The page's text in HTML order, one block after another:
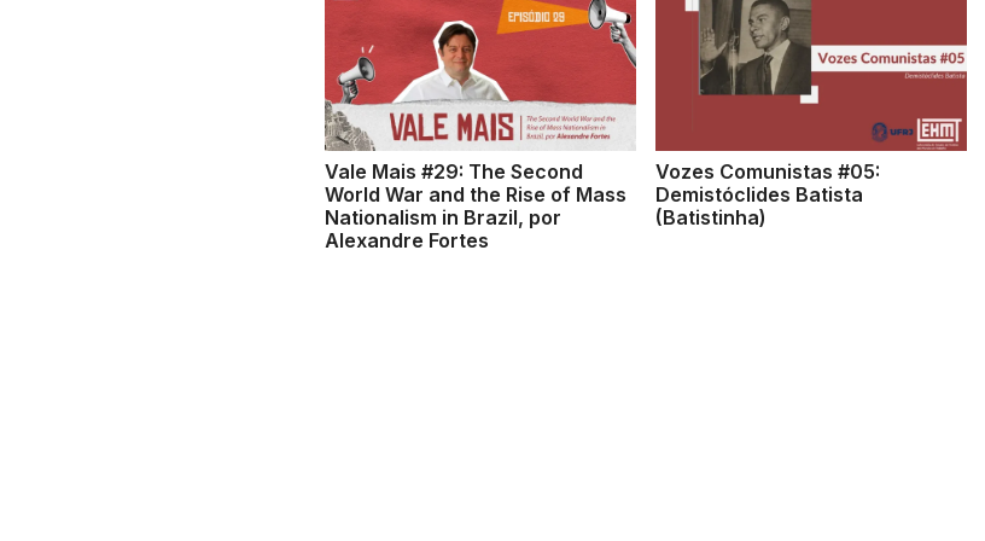
Vale Mais #29: The Second
World War and the Rise of Mass
Nationalism in Brazil, por
Alexandre Fortes
Vozes Comunistas #05:
Demistóclides Batista
(Batistinha)